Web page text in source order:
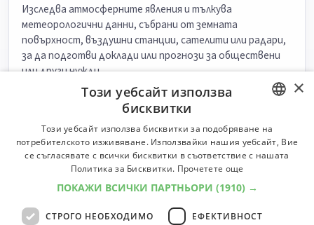
Изследва атмосферните явления и тълкува
метеорологични данни, събрани от земната
повърхност, въздушни станции, сателити или радари,
за да подготви доклади или прогнози за обществени
или други нужди.
Университети:5Специалности:8
Университети Специалности
Астроном
Набюдава, изследва и тълкува астрономически
явления, за да увеличи знанията на човека и прилага
Университети:5Специалности: 8
BULGARIAN
ENGLISH
×
Този уебсайт използва
бисквитки
Този уебсайт използва бисквитки за подобряване на
потребителското изживяване. Използвайки нашия уебсайт, Вие
се съгласявате с всички бисквитки в съответствие с нашата
Политика за Бисквитки. Прочетете още
ПОКАЖИ ВСИЧКИ ПАРТНЬОРИ (1910) →
СТРОГО НЕОБХОДИМО ЕФЕКТИВНОСТ